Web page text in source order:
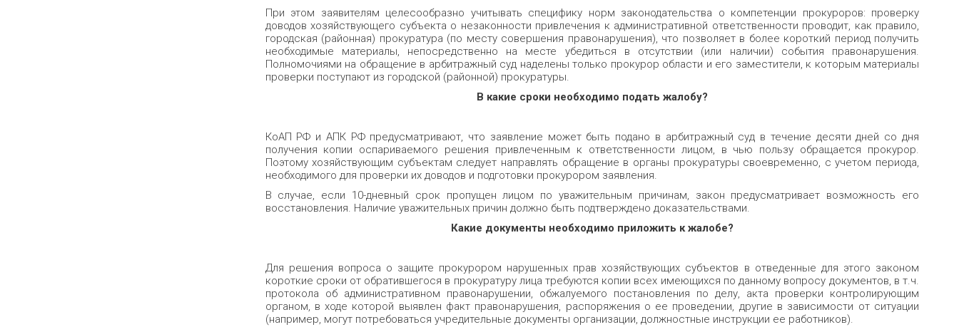
При этом заявителям целесообразно учитывать специфику норм законодательства о компетенции прокуроров: проверку
доводов хозяйствующего субъек­та о незаконности привлечения к административной ответственности проводит, как правило,
городская (районная) прокуратура (по месту совершения право­нарушения), что позволяет в более короткий период получить
необходимые материалы, непосредственно на месте убедиться в отсутствии (или наличии) события правонарушения.
Полномочиями на обращение в арбитражный суд наделены только прокурор области и его заместители, к которым материалы
проверки посту­пают из городской (районной) прокуратуры.
В какие сроки необходимо подать жалобу?
КоАП РФ и АПК РФ предусматривают, что заявление может быть подано в арбитражный суд в течение десяти дней со дня
получения копии оспариваемого решения привлеченным к ответственности лицом, в чью пользу обращается прокурор.
Поэтому хозяйствующим субъек­там следует направлять обращение в органы прокурату­ры своевременно, с учетом периода,
необходимого для проверки их доводов и подготовки прокурором заявле­ния.
В случае, если 10-дневный срок пропущен лицом по уважительным причинам, закон предусматривает возможность его
восстановления. Наличие уважитель­ных причин должно быть подтверждено доказательства­ми.
Какие документы необходимо приложить к жалобе?
Для решения вопроса о защите прокурором нару­шенных прав хозяйствующих субъектов в отведенные для этого законом
короткие сроки от обратившегося в прокуратуру лица требуются копии всех имеющихся по данному вопросу документов, в т.ч.
протокола об адми­нистративном правонарушении, обжалуемого постанов­ления по делу, акта проверки контролирующим
органом, в ходе которой выявлен факт правонарушения, распоря­жения о ее проведении, другие в зависимости от ситуа­ции
(например, могут потребоваться учредительные документы организации, должностные инструкции ее работников).